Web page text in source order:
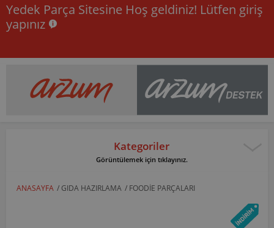
Yedek Parça Sitesine Hoş geldiniz! Lütfen giriş
yapınız
Kategoriler
Görüntülemek için tıklayınız.
ANASAYFA / GIDA HAZIRLAMA / FOODIE PARÇALARI